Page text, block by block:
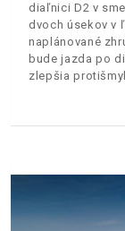
diaľnici D2 v
dvoch úsekov v
naplánované
bude jazda po
zlepšia